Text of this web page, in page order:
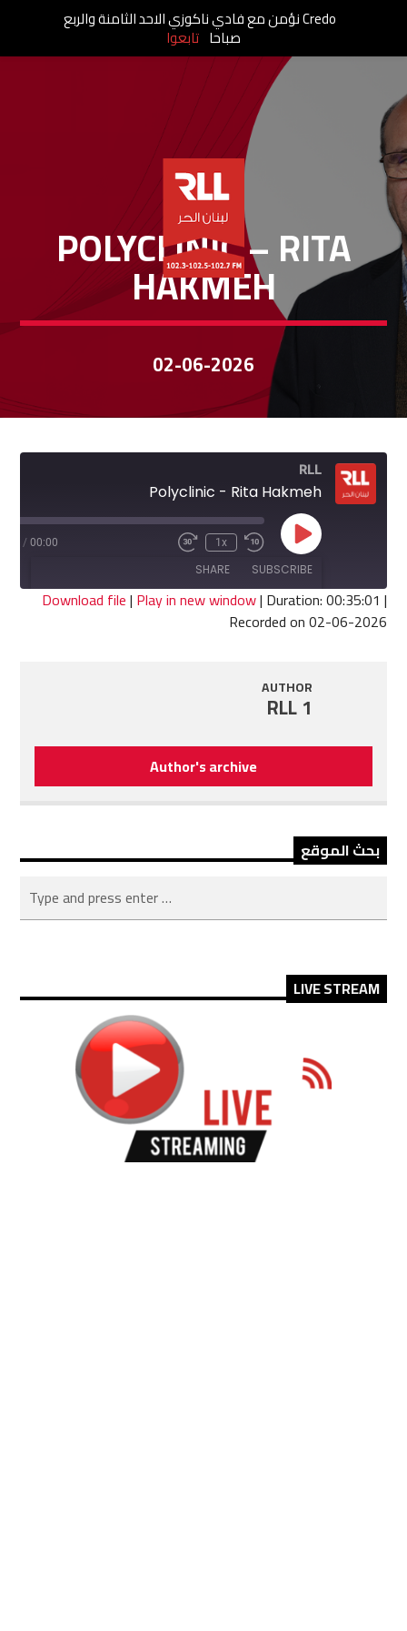
POLYCLINIC
POLYCLINIC – RITA
HAKMEH
02-06-2026
RLL
Polyclinic - Rita Hakmeh
Play
Episode
Rewind
10
Seconds
1x
Fast
seconds
00:00
/
SUBSCRIBE
SHARE
SHARE
Download file| Play in new window| Duration: 00:35:01 |
Recorded on 02-06-2026
AUTHOR
RLL 1
Author's archive
بحث الموقع
LIVE STREAM
Credo نؤمن مع فادي ناكوزي الاحد الثامنة والربع
صباحا تابعوا